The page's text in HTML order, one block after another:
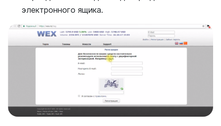
электронного ящика.